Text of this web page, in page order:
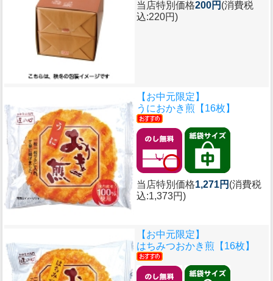
当店特別価格200円 (消費税
込:220円)
【お中元限定】
うにおかき煎【16枚】
当店特別価格1,271円 (消費税
込:1,373円)
【お中元限定】
はちみつおかき煎【16枚】